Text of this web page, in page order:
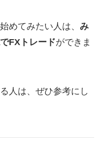
めてみたい人は、 み
FXトレードができま
人は、ぜひ参考にし